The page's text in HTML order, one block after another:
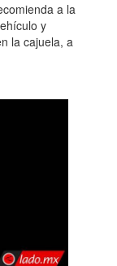
a la
y
la cajuela, a